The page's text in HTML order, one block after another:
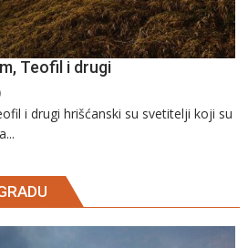
Teofil i drugi
i drugi hrišćanski su svetitelji koji su